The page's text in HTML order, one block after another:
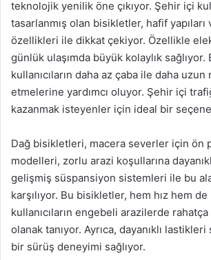
teknolojik yenilik öne çıkıyor. Şehir içi
tasarlanmış olan bisikletler, hafif yapıları
özellikleri ile dikkat çekiyor. Özellikle
günlük ulaşımda büyük kolaylık
kullanıcıların daha az çaba ile daha
etmelerine yardımcı oluyor. Şehir içi
kazanmak isteyenler için ideal bir
Dağ bisikletleri, macera severler için ön
modelleri, zorlu arazi koşullarına
gelişmiş süspansiyon sistemleri ile bu
karşılıyor. Bu bisikletler, hem hız hem
kullanıcıların engebeli arazilerde rahatça
olanak tanıyor. Ayrıca, dayanıklı
bir sürüş deneyimi sağlıyor.